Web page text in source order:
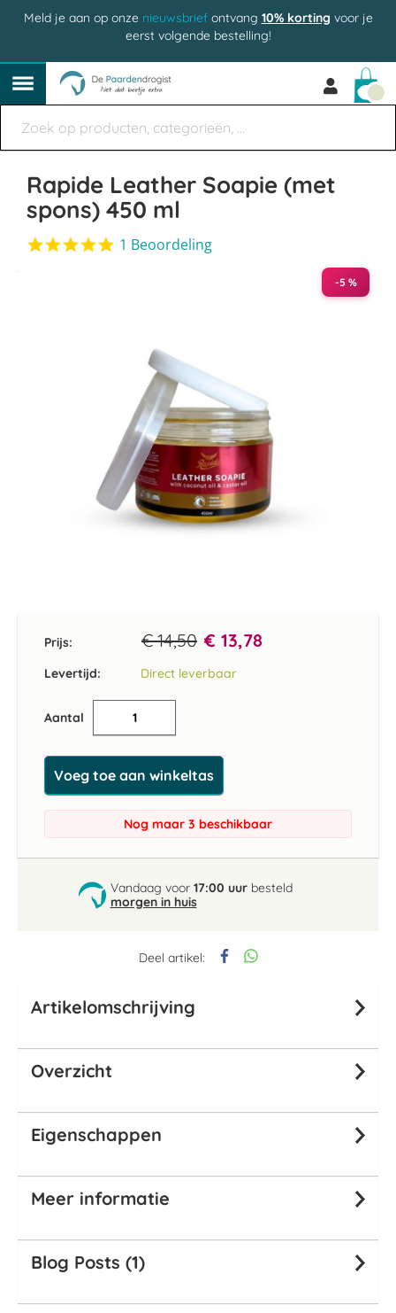
Meld je aan op onze nieuwsbriefontvang 10% korting voor je
eerst volgende bestelling!
Rapide Leather Soapie (met
spons) 450 ml
5.0
star
1 Beoordeling
Deel artikel:
Prijs: € 14,50 € 13,78
Levertijd: Direct leverbaar
Aantal
Voeg toe aan winkeltas
Nog maar 3 beschikbaar
Vandaag voor 17:00 uurbesteld
morgen in huis
-5 %
begin
afbeeldingen-
gallerij
Artikelomschrijving
Overzicht
Eigenschappen
Meer informatie
Blog Posts (1)